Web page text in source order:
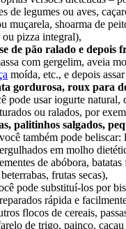
de legumes ou aves,
muçarela, shoarma de
ou pizza integral),
de pão ralado e depois
com gergelim, aveia
moída, etc., e depois
gordurosa, roux para
pode usar iogurte natural,
ou ralados, por
palitinhos salgados,
também pode beliscar:
em molho
de abóbora, batatas
frutas secas),
pode substituí-los por
rápida e
flocos de cereais,
de trigo, painço, cacau